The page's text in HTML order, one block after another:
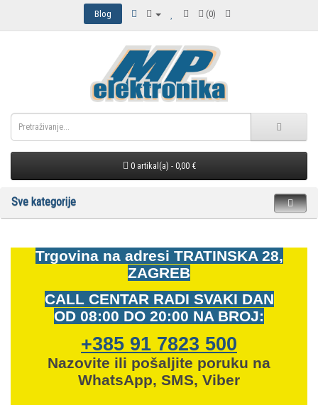
Blog (0)
0 artikal(a) - 0,00 €
Sve kategorije
Trgovina na adresi TRATINSKA 28,
ZAGREB
CALL CENTAR RADI SVAKI DAN
OD 08:00 DO 20:00 NA BROJ:
+385 91 7823 500
Nazovite ili pošaljite poruku na
WhatsApp, SMS, Viber